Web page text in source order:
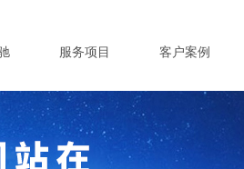
服务项目 客户案例